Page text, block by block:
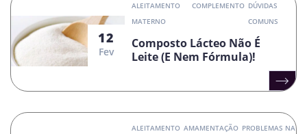
12
Fev
ALEITAMENTO
MATERNO
COMPLEMENTO DÚVIDAS
COMUNS
Composto Lácteo Não É
Leite (e Nem Fórmula)!
ALEITAMENTO AMAMENTAÇÃO PROBLEMAS NA